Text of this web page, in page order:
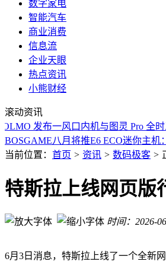
数字家电
智能汽车
商业消费
信息流
企业天眼
热点资讯
小熊财经
滚动资讯
发布一风口内机与图灵 Pro 全时
手持新设备来袭！吹口气就能知晓身体
手持新设备问世：吹口气就能测脂肪
BOSGAME八月将推E6 ECO迷你主机
绿色科技领航全球商用车变革 中国重
乐道椰子智能系统3.1.0版本升级 辅助
哈工大学生团队再创佳绩 新型“飞碟”
9英寸机身玩转Steam库！红魔游戏平
乐道椰子智能系统3.1.0版本升级 多域
手持新设备来袭！吹口气就能知晓身
当前位置： 首页 > 资讯 > 数码极客 >
特斯拉上线网页版
时间：2026-
6月3日消息，特斯拉上线了一个全新